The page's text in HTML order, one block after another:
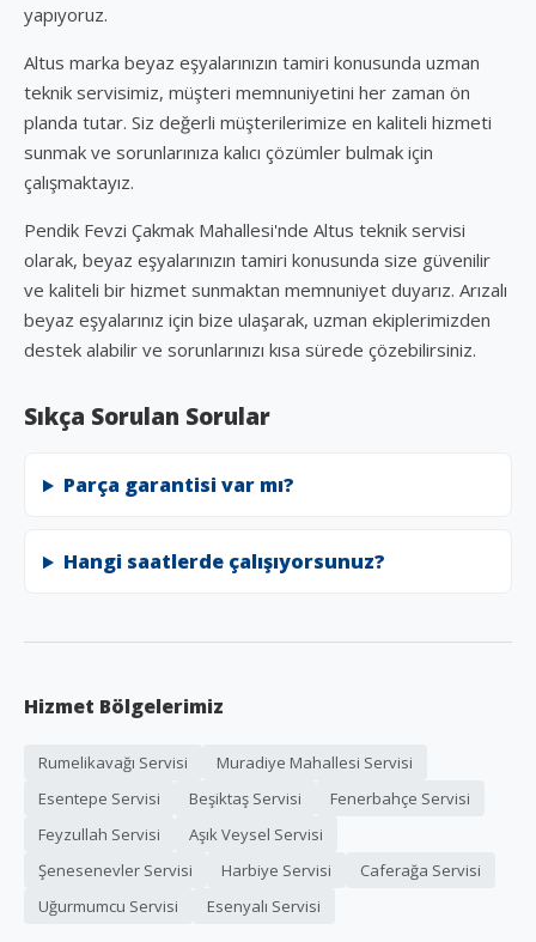
yapıyoruz.
Altus marka beyaz eşyalarınızın tamiri konusunda uzman
teknik servisimiz, müşteri memnuniyetini her zaman ön
planda tutar. Siz değerli müşterilerimize en kaliteli hizmeti
sunmak ve sorunlarınıza kalıcı çözümler bulmak için
çalışmaktayız.
Pendik Fevzi Çakmak Mahallesi'nde Altus teknik servisi
olarak, beyaz eşyalarınızın tamiri konusunda size güvenilir
ve kaliteli bir hizmet sunmaktan memnuniyet duyarız. Arızalı
beyaz eşyalarınız için bize ulaşarak, uzman ekiplerimizden
destek alabilir ve sorunlarınızı kısa sürede çözebilirsiniz.
Sıkça Sorulan Sorular
Parça garantisi var mı?
Hangi saatlerde çalışıyorsunuz?
Hizmet Bölgelerimiz
Rumelikavağı Servisi
Muradiye Mahallesi Servisi
Esentepe Servisi
Beşiktaş Servisi
Fenerbahçe Servisi
Feyzullah Servisi
Aşık Veysel Servisi
Şenesenevler Servisi
Harbiye Servisi
Caferağa Servisi
Uğurmumcu Servisi
Esenyalı Servisi